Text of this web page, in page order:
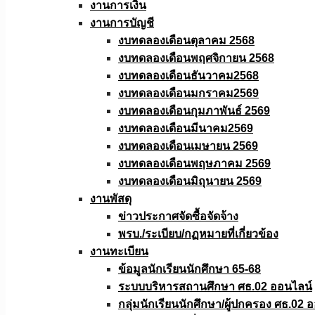
งานการเงิน
งานการบัญชี
งบทดลองเดือนตุลาคม 2568
งบทดลองเดือนพฤศจิกายน 2568
งบทดลองเดือนธันวาคม2568
งบทดลองเดือนมกราคม2569
งบทดลองเดือนกุมภาพันธ์ 2569
งบทดลองเดือนมีนาคม2569
งบทดลองเดือนเมษายน 2569
งบทดลองเดือนพฤษภาคม 2569
งบทดลองเดือนมิถุนายน 2569
งานพัสดุ
ข่าวประกาศจัดซื้อจัดจ้าง
พรบ./ระเบียบ/กฏหมายที่เกี่ยวข้อง
งานทะเบียน
ข้อมูลนักเรียนนักศึกษา 65-68
ระบบบริหารสถานศึกษา ศธ.02 ออนไลน์
กลุ่มนักเรียนนักศึกษา/ผู้ปกครอง ศธ.02